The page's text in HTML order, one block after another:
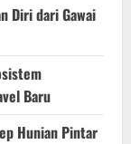
Diri dari Gawai
Baru
Hunian Pintar